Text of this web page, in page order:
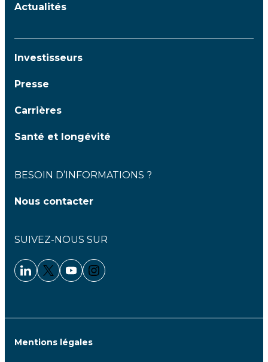
Actualités
Investisseurs
Presse
Carrières
Santé et longévité
BESOIN D’INFORMATIONS ?
Nous contacter
SUIVEZ-NOUS SUR
Linkedin - Clariane
Twitter - Clariane
Youtube - Clariane
Instagram - Clariane
Mentions légales